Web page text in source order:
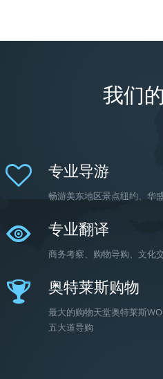
我们
专业导游
畅游美东地区景点纽约、华
专业翻译
商务考察、购物导购、文化
奥特莱斯购物
最大的购物天堂奥特莱斯
五大道导购